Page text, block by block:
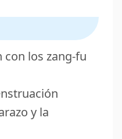
con los zang-fu
y la